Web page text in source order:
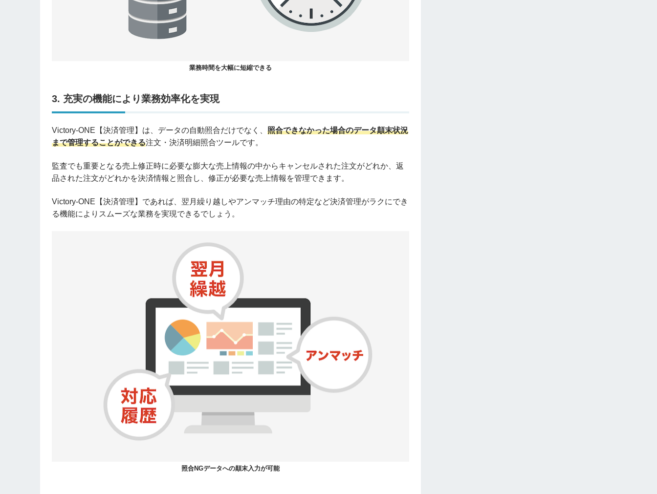
業務時間を大幅に短縮できる
3. 充実の機能により業務効率化を実現
Victory-ONE【決済管理】は、データの自動照合だけでなく、 照合できなかった場合のデータ顛末状況
まで管理することができる注文・決済明細照合ツールです。
監査でも重要となる売上修正時に必要な膨大な売上情報の中からキャンセルされた注文がどれか、返
品された注文がどれかを決済情報と照合し、修正が必要な売上情報を管理できます。
Victory-ONE【決済管理】であれば、翌月繰り越しやアンマッチ理由の特定など決済管理がラクにでき
る機能によりスムーズな業務を実現できるでしょう。
照合NGデータへの顛末入力が可能